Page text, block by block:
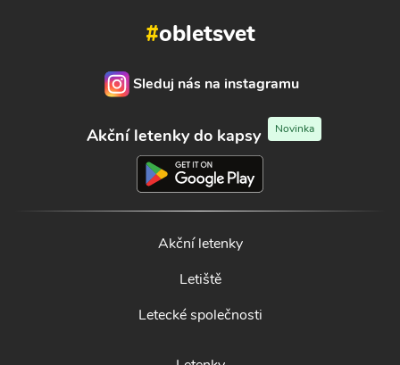
#obletsvet
Sleduj nás na instagramu
Akční letenky do kapsy Novinka
Akční letenky
Letiště
Letecké společnosti